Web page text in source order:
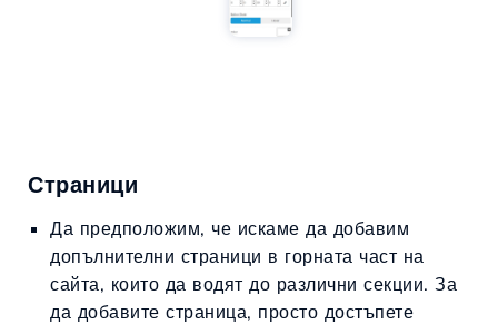
Страници
Да предположим, че искаме да добавим
допълнителни страници в горната част на
сайта, които да водят до различни секции. За
да добавите страница, просто достъпете